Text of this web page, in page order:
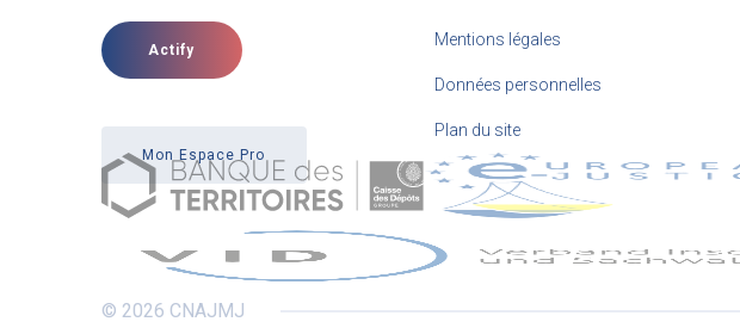
Actify
Mon Espace Pro
Mentions légales
Données personnelles
Plan du site
© 2026 CNAJMJ